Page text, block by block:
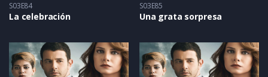
S03E84
La celebración
S03E85
Una grata sorpresa